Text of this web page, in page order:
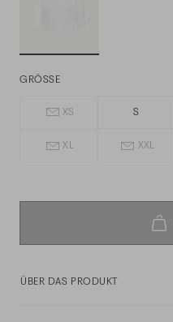
GRÖSSE
XS S
XL XXL
ÜBER DAS PRODUKT